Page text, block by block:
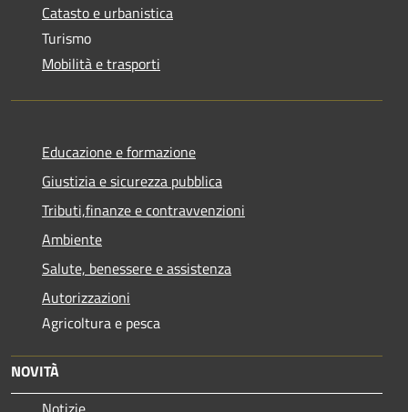
Catasto e urbanistica
Turismo
Mobilità e trasporti
Educazione e formazione
Giustizia e sicurezza pubblica
Tributi,finanze e contravvenzioni
Ambiente
Salute, benessere e assistenza
Autorizzazioni
Agricoltura e pesca
NOVITÀ